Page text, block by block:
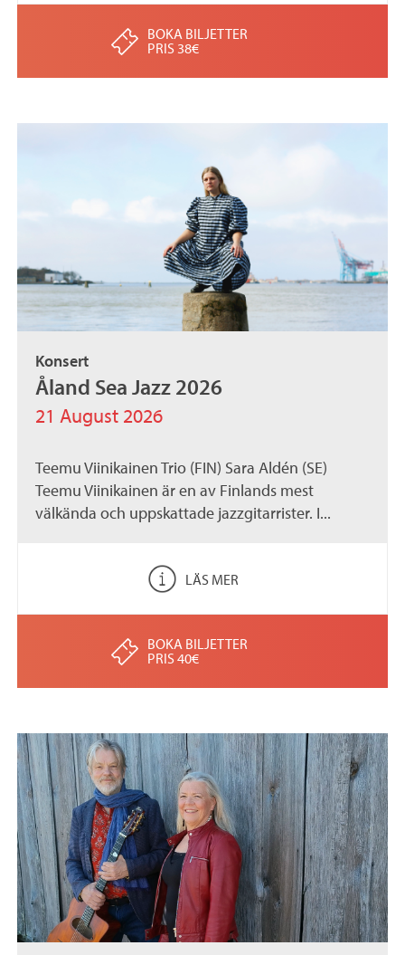
BOKA BILJETTER
PRIS 38€
Konsert
Åland Sea Jazz 2026
21 August 2026
Teemu Viinikainen Trio (FIN) Sara Aldén (SE)
Teemu Viinikainen är en av Finlands mest
välkända och uppskattade jazzgitarrister. I...
LÄS MER
BOKA BILJETTER
PRIS 40€